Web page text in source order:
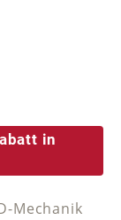
5 Sternen
in
Mechanik